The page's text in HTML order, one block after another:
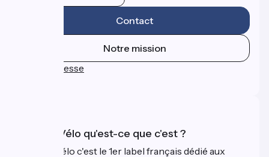
Contact
Notre mission
Espace Presse
Accueil Vélo qu'est-ce que c'est ?
Accueil Vélo c'est le 1er label français dédié aux